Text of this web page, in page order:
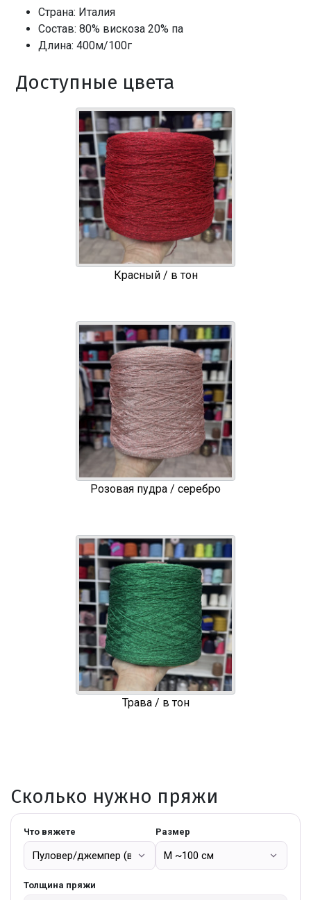
Страна: Италия
Состав: 80% вискоза 20% па
Длина: 400м/100г
Доступные цвета
Красный / в тон
Розовая пудра / серебро
Трава / в тон
Сколько нужно пряжи
Что вяжете Размер
Толщина пряжи